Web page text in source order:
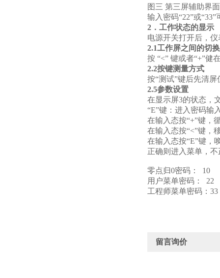
图三 第三屏辅助界面
输入密码“22”或
2．工作状态的显示
电源开关打开后，
2.1工作屏之间的切换
按 “<” 键或者“+”健
2.2按键测量方式
按“测试”键后先清
2.5参数设置
在显示屏3的状态，
“E”键：进入密码输
在输入态按“+”键，
在输入态按“<”键，
在输入态按“E”键，
正确则进入菜单，
零点归0密码： 10
用户菜单密码： 22
工程师菜单密码：33
留言询价